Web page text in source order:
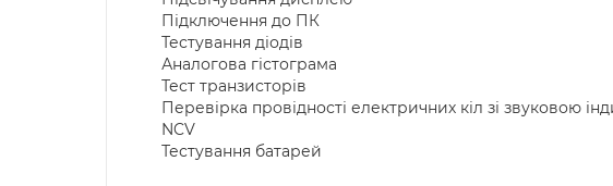
Підключення до ПК
Тестування діодів
Аналогова гістограма
Тест транзисторів
Перевірка провідності електричних кіл зі звуковою
NCV
Тестування батарей